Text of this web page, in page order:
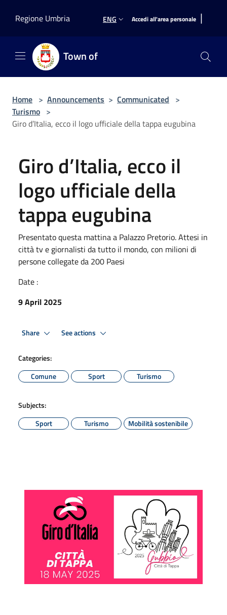
Regione Umbria
ENG Accedi all'area personale |
Town of
Home > Announcements > Communicated >
Turismo >
Giro d’Italia, ecco il logo ufficiale della tappa eugubina
Giro d’Italia, ecco il
logo ufficiale della
tappa eugubina
Presentato questa mattina a Palazzo Pretorio. Attesi in
città tv e giornalisti da tutto il mondo, con milioni di
persone collegate da 200 Paesi
Date :
9 April 2025
Share See actions
Categories:
Comune
Sport Turismo
Subjects:
Sport
Turismo Mobilità sostenibile